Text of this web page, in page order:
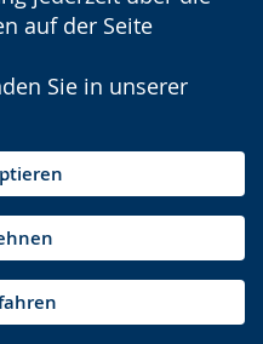
auf der Seite
Sie in unserer